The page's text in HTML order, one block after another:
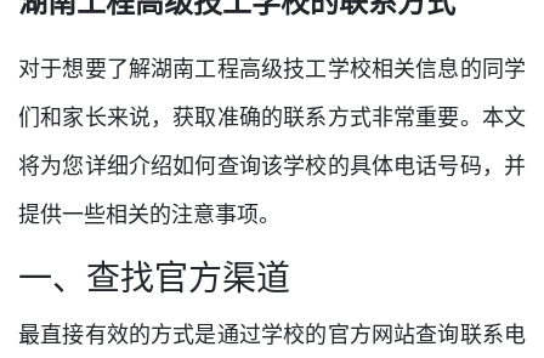
对于想要了解湖南工程高级技工学校相关信息的同学
们和家长来说，获取准确的联系方式非常重要。本文
将为您详细介绍如何查询该学校的具体电话号码，并
提供一些相关的注意事项。
一、查找官方渠道
最直接有效的方式是通过学校的官方网站查询联系电